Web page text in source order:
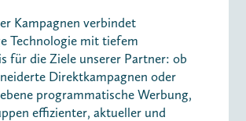
Kampagnen verbindet
Technologie mit tiefem
für die Ziele unserer Partner: ob
Direktkampagnen oder
programmatische Werbung,
effizienter, aktueller und